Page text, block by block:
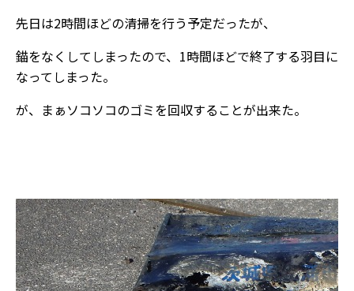
先日は2時間ほどの清掃を行う予定だったが、
錨をなくしてしまったので、1時間ほどで終了する羽目に
なってしまった。
が、まぁソコソコのゴミを回収することが出来た。